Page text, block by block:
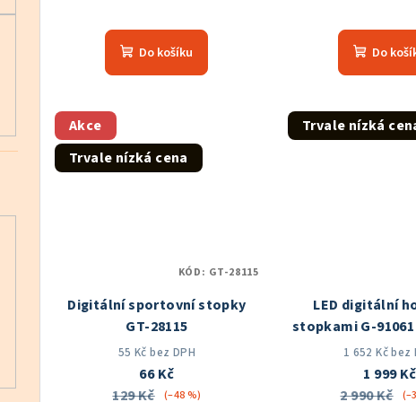
Do košíku
je
z
5
Do
Akce
Trvale nízká cena
Digitální sportovní stopky
GT-28115
55 Kč bez DPH
66 Kč
129 Kč
(–48 %)
KÓD: GT-28115
Trvale nízká
LED digitální
stopkami G-91061
ČR
1 652 Kč bez
1 999 Kč
2 990 Kč